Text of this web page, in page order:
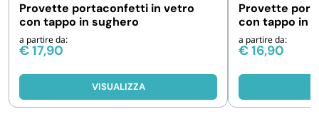
Provette portaconfetti in vetro
con tappo in sughero
a partire da:
€17,90
VISUALIZZA
Provette
con tappo in
da 48 e 192 pz
a partire da:
€16,90